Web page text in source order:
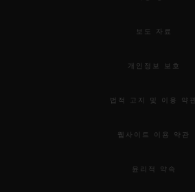
보도 자료
개인정보 보호
법적 고지 및 이용 약관
웹사이트 이용 약관
윤리적 약속